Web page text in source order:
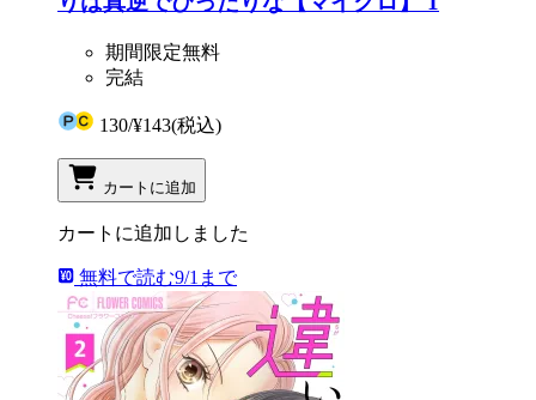
期間限定無料
完結
130/¥143(税込)
カートに追加
カートに追加しました
無料で読む9/1まで